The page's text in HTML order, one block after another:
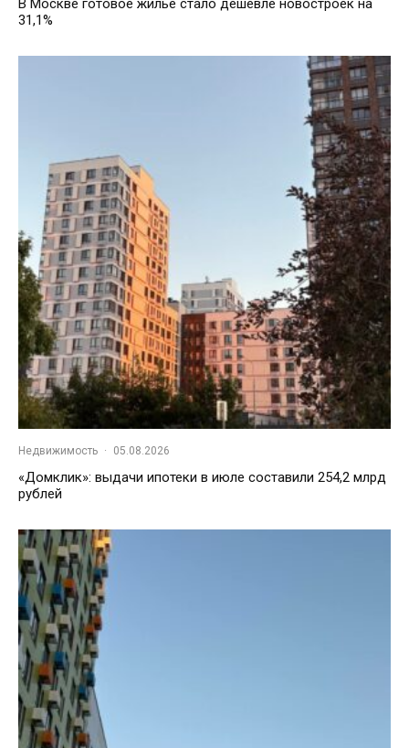
В Москве готовое жилье стало дешевле новостроек на
31,1%
Недвижимость · 05.08.2026
«Домклик»: выдачи ипотеки в июле составили 254,2 млрд
рублей